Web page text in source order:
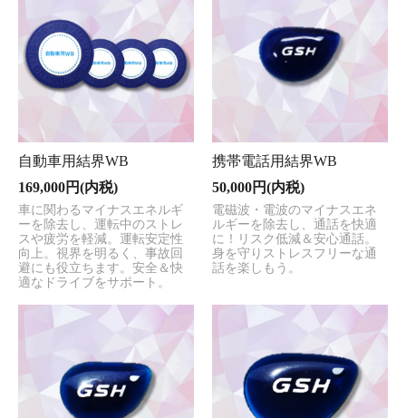
自動車用結界WB
169,000円(内税)
車に関わるマイナスエネルギ
ーを除去し、運転中のストレ
スや疲労を軽減。運転安定性
向上。視界を明るく、事故回
避にも役立ちます。安全＆快
適なドライブをサポート。
携帯電話用結界WB
50,000円(内税)
電磁波・電波のマイナスエネ
ルギーを除去し、通話を快適
に！リスク低減＆安心通話。
身を守りストレスフリーな通
話を楽しもう。